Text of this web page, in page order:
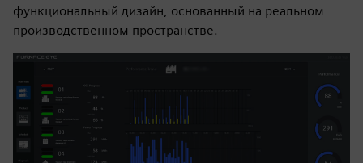
функциональный дизайн, основанный на реальном
производственном пространстве.